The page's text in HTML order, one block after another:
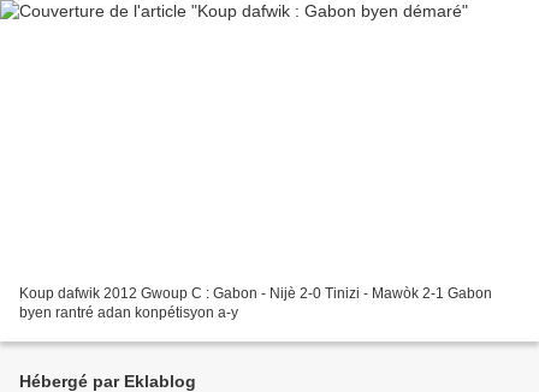
Koup dafwik 2012 Gwoup C : Gabon - Nijè 2-0 Tinizi - Mawòk 2-1 Gabon
byen rantré adan konpétisyon a-y
Hébergé par Eklablog